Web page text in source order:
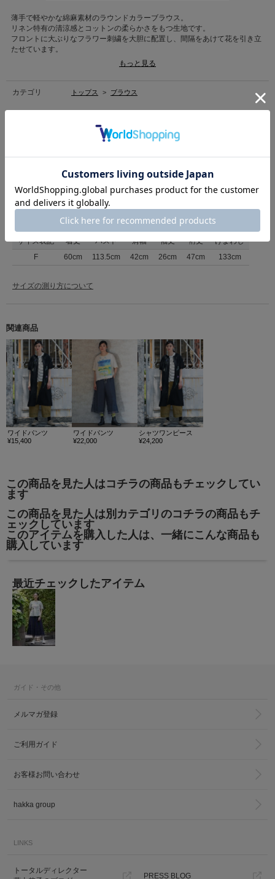
薄手で軽やかな綿麻素材のラウンドカラーブラウス。
リネン特有の清涼感とコットンの柔らかさをもつ生地です。
フロントに大ぶりなフラワー刺繍を大胆に配置し、間隔をあけて花を引き立
たせています。
後ろ開きファスナーには共地で引手を付けました。着脱のしやすさと洗練さ
■洗濯表記■手洗い
もっと見る
カテゴリ トップス > ブラウス
（店舗でお問い合わせの際には、上記品番をお伝え下さい。）
返品について
サイズ表記 着丈 バスト 肩幅 袖丈 裄丈
けまわし
F
60cm 113.5cm 42cm 26cm 47cm 133cm
サイズの測り方について
関連商品
ワイドパンツ
¥15,400
ワイドパンツ
¥22,000
シャツワンピース
¥24,200
この商品を見た人はコチラの商品もチェックしてい
ます
この商品を見た人は別カテゴリのコチラの商品もチ
ェックしています
このアイテムを購入した人は、一緒にこんな商品も
購入しています
最近チェックしたアイテム
ガイド・その他
メルマガ登録
ご利用ガイド
お客様お問い合わせ
hakka group
LINKS
トータルディレクター
PRESS BLOG